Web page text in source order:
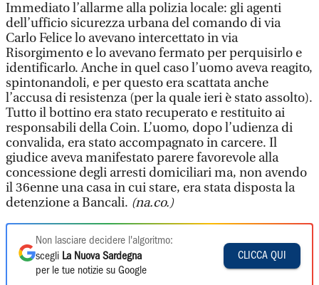
Immediato l’allarme alla polizia locale: gli agenti
dell’ufficio sicurezza urbana del comando di via
Carlo Felice lo avevano intercettato in via
Risorgimento e lo avevano fermato per perquisirlo e
identificarlo. Anche in quel caso l’uomo aveva reagito,
spintonandoli, e per questo era scattata anche
l’accusa di resistenza (per la quale ieri è stato assolto).
Tutto il bottino era stato recuperato e restituito ai
responsabili della Coin. L’uomo, dopo l’udienza di
convalida, era stato accompagnato in carcere. Il
giudice aveva manifestato parere favorevole alla
concessione degli arresti domiciliari ma, non avendo
il 36enne una casa in cui stare, era stata disposta la
detenzione a Bancali. (na.co.)
Non lasciare decidere l'algoritmo:
scegli La Nuova Sardegna
per le tue notizie su Google
CLICCA QUI